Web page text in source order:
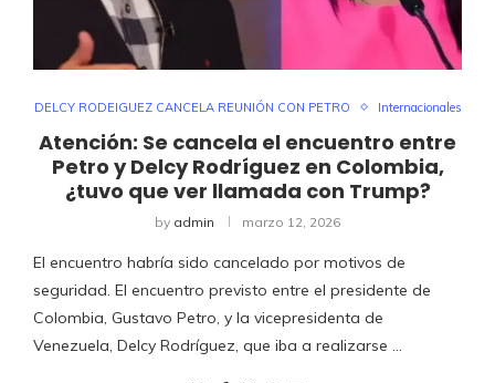
DELCY RODEIGUEZ CANCELA REUNIÓN CON PETRO Internacionales
Atención: Se cancela el encuentro entre
Petro y Delcy Rodríguez en Colombia,
¿tuvo que ver llamada con Trump?
by admin marzo 12, 2026
El encuentro habría sido cancelado por motivos de
seguridad. El encuentro previsto entre el presidente de
Colombia, Gustavo Petro, y la vicepresidenta de
Venezuela, Delcy Rodríguez, que iba a realizarse …